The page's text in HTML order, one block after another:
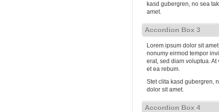
kasd gubergren, no sea
amet.
Accordion Box 3
Lorem ipsum dolor sit
nonumy eirmod tempor
erat, sed diam voluptua.
et ea rebum.
Stet clita kasd gubergren,
dolor sit amet.
Accordion Box 4